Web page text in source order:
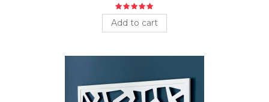
Add to cart